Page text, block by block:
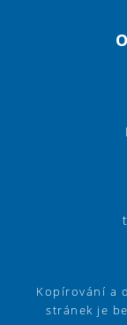
Kopírování a
stránek je